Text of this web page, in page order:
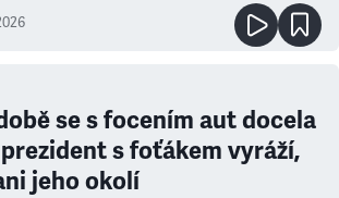
se s focením aut docela
s foťákem vyráží,
jeho okolí